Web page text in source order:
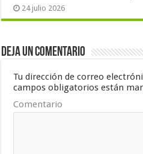
24 julio 2026
Deja un comentario
Tu dirección de correo
campos obligatorios están
Comentario